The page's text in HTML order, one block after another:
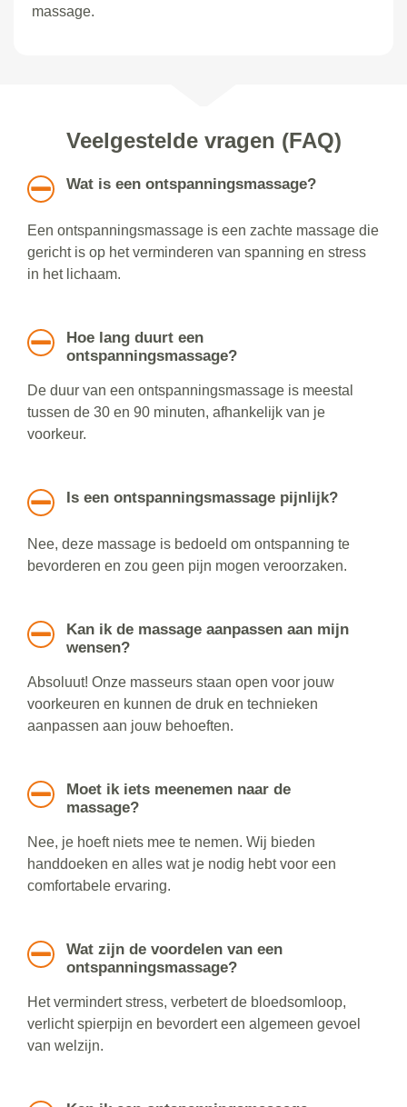
massage.
Veelgestelde vragen (FAQ)
Wat is een ontspanningsmassage?
Een ontspanningsmassage is een zachte massage die
gericht is op het verminderen van spanning en stress
in het lichaam.
Hoe lang duurt een
ontspanningsmassage?
De duur van een ontspanningsmassage is meestal
tussen de 30 en 90 minuten, afhankelijk van je
voorkeur.
Is een ontspanningsmassage pijnlijk?
Nee, deze massage is bedoeld om ontspanning te
bevorderen en zou geen pijn mogen veroorzaken.
Kan ik de massage aanpassen aan mijn
wensen?
Absoluut! Onze masseurs staan open voor jouw
voorkeuren en kunnen de druk en technieken
aanpassen aan jouw behoeften.
Moet ik iets meenemen naar de
massage?
Nee, je hoeft niets mee te nemen. Wij bieden
handdoeken en alles wat je nodig hebt voor een
comfortabele ervaring.
Wat zijn de voordelen van een
ontspanningsmassage?
Het vermindert stress, verbetert de bloedsomloop,
verlicht spierpijn en bevordert een algemeen gevoel
van welzijn.